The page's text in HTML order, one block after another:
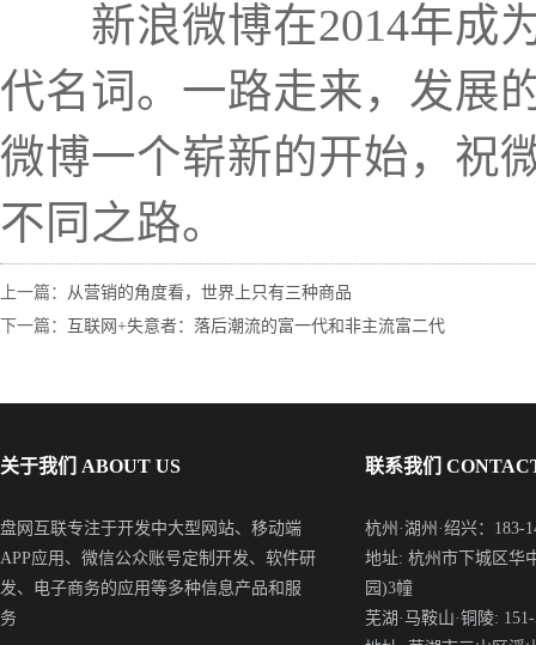
新浪微博在2014年成为
代名词。一路走来，发展
微博一个崭新的开始，祝
不同之路。
上一篇： 从营销的角度看，世界上只有三种商品
下一篇：
互联网+失意者：落后潮流的富一代和非主流富二代
关于我们 ABOUT US
盘网互联专注于开发中大型网站、移动端
APP应用、微信公众账号定制开发、软件研
发、电子商务的应用等多种信息产品和服
务
联系我们
杭州·湖州·绍兴：183-
地址: 杭州市下城区华
园)3幢
芜湖·马鞍山·铜陵: